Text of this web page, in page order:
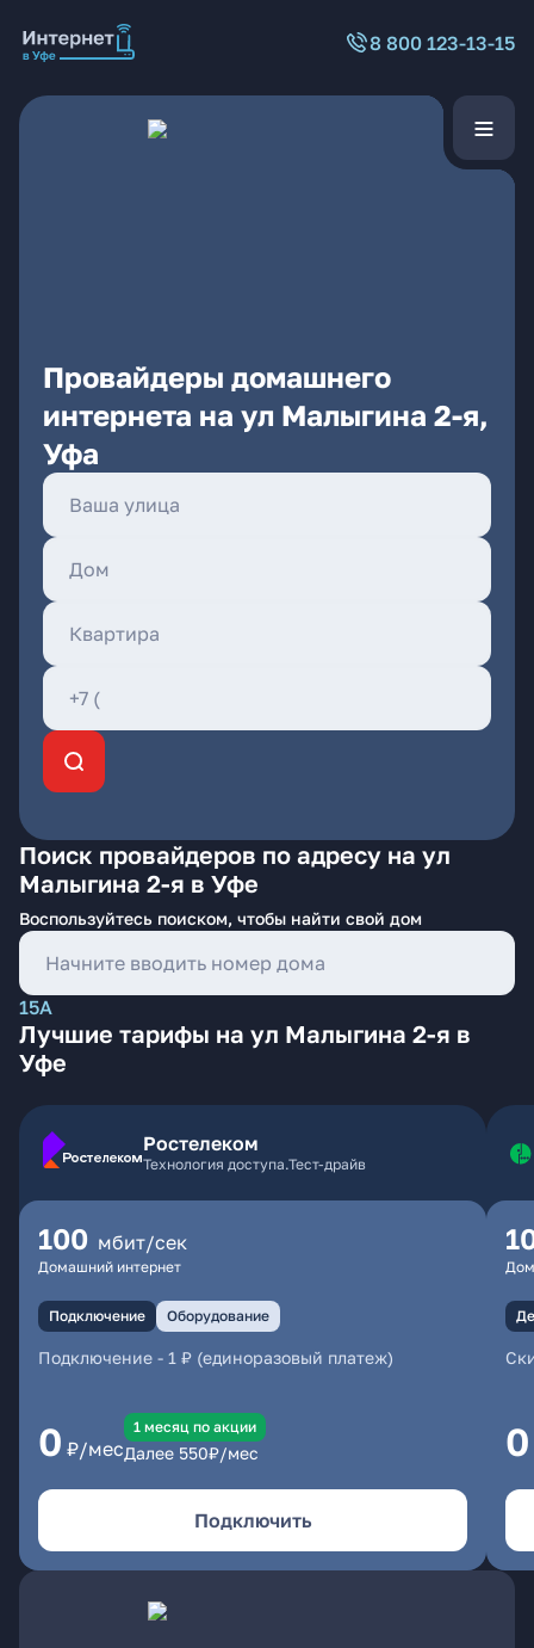
8 800 123-13-15
Провайдеры домашнего
интернета на ул Малыгина 2-я,
Уфа
Поиск провайдеров по адресу на ул
Малыгина 2-я в Уфе
Воспользуйтесь поиском, чтобы найти свой дом
15А
Лучшие тарифы на ул Малыгина 2-я в
Уфе
Ростелеком
Технология доступа.Тест-драйв
100 мбит/сек
Домашний интернет
Подключение Оборудование
Подключение - 1 ₽ (единоразовый платеж)
0 ₽/мес
1 месяц по акции
Далее 550₽/мес
Подключить
0